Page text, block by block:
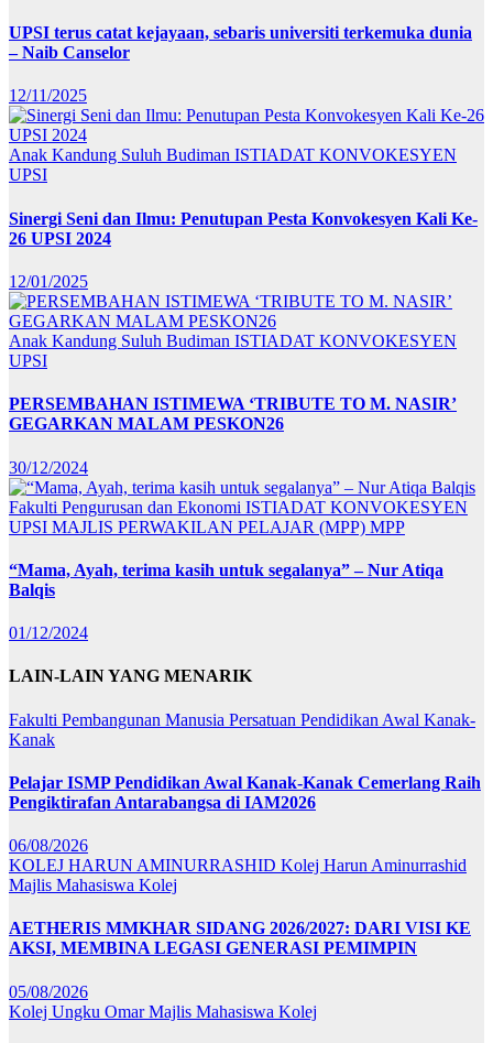
UPSI terus catat kejayaan, sebaris universiti terkemuka dunia
– Naib Canselor
12/11/2025
Anak Kandung Suluh Budiman ISTIADAT KONVOKESYEN
UPSI
Sinergi Seni dan Ilmu: Penutupan Pesta Konvokesyen Kali Ke-
26 UPSI 2024
12/01/2025
Anak Kandung Suluh Budiman ISTIADAT KONVOKESYEN
UPSI
PERSEMBAHAN ISTIMEWA ‘TRIBUTE TO M. NASIR’
GEGARKAN MALAM PESKON26
30/12/2024
Fakulti Pengurusan dan Ekonomi ISTIADAT KONVOKESYEN
UPSI MAJLIS PERWAKILAN PELAJAR (MPP) MPP
“Mama, Ayah, terima kasih untuk segalanya” – Nur Atiqa
Balqis
01/12/2024
LAIN-LAIN YANG MENARIK
Fakulti Pembangunan Manusia Persatuan Pendidikan Awal Kanak-
Kanak
Pelajar ISMP Pendidikan Awal Kanak-Kanak Cemerlang Raih
Pengiktirafan Antarabangsa di IAM2026
06/08/2026
KOLEJ HARUN AMINURRASHID Kolej Harun Aminurrashid
Majlis Mahasiswa Kolej
AETHERIS MMKHAR SIDANG 2026/2027: DARI VISI KE
AKSI, MEMBINA LEGASI GENERASI PEMIMPIN
05/08/2026
Kolej Ungku OmarMajlis Mahasiswa Kolej